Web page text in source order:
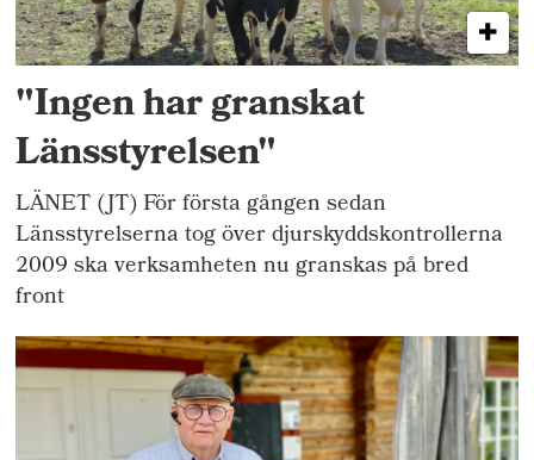
"Ingen har granskat
Länsstyrelsen"
LÄNET (JT) För första gången sedan
Länsstyrelserna tog över djurskyddskontrollerna
2009 ska verksamheten nu granskas på bred
front